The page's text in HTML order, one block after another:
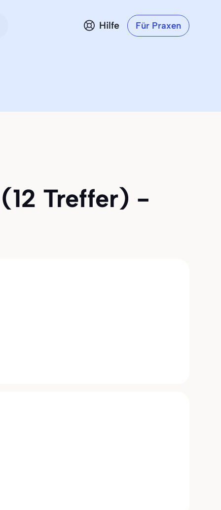
Hilfe Für Praxen
Treffer) -